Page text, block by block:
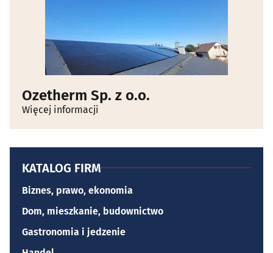
Ozetherm Sp. z o.o.
Więcej informacji
KATALOG FIRM
Biznes, prawo, ekonomia
Dom, mieszkanie, budownictwo
Gastronomia i jedzenie